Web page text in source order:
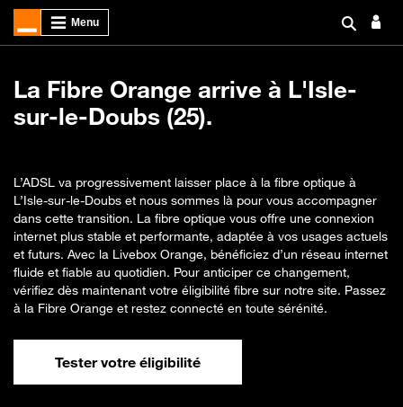
La Fibre Orange arrive à L'Isle-
sur-le-Doubs (25).
L’ADSL va progressivement laisser place à la fibre optique à
L’Isle-sur-le-Doubs et nous sommes là pour vous accompagner
dans cette transition. La fibre optique vous offre une connexion
internet plus stable et performante, adaptée à vos usages actuels
et futurs. Avec la Livebox Orange, bénéficiez d’un réseau internet
fluide et fiable au quotidien. Pour anticiper ce changement,
vérifiez dès maintenant votre éligibilité fibre sur notre site. Passez
à la Fibre Orange et restez connecté en toute sérénité.
Tester votre éligibilité